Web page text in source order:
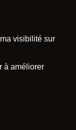
visibilité sur
à améliorer